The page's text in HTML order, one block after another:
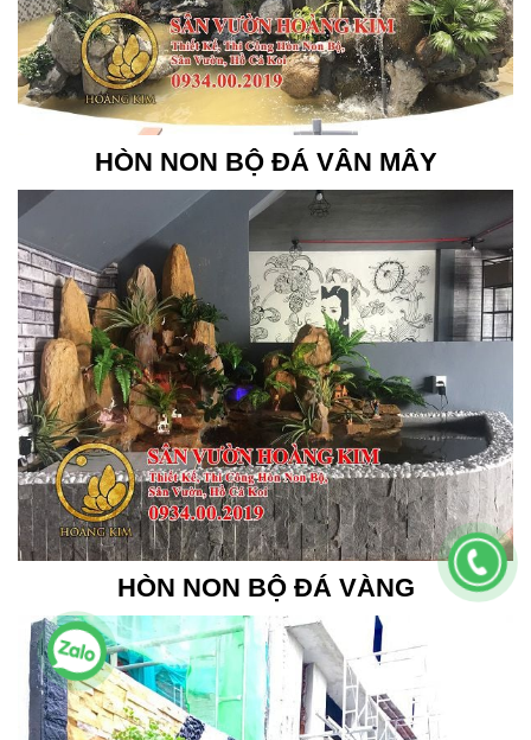
HÒN NON BỘ ĐÁ VÂN MÂY
HÒN NON BỘ ĐÁ VÀNG